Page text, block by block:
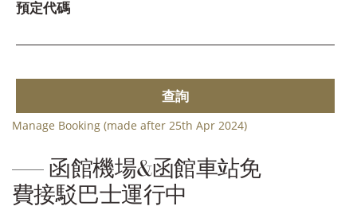
預定代碼
查詢
Manage Booking (made after 25th Apr 2024)
函館機場&函館車站免
費接駁巴士運行中